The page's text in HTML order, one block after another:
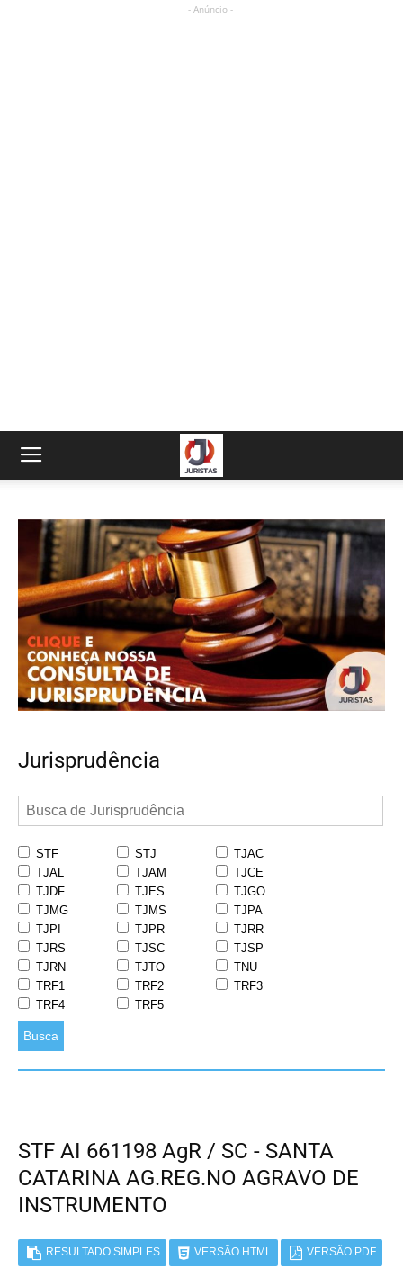
- Anúncio -
Jurisprudência
STF STJ
TJAC
TJAL
TJAM
TJCE
TJDF
TJES
TJGO
TJMG
TJMS
TJPA
TJPI
TJPR
TJRR
TJRS
TJSC
TJSP
TJRN
TJTO
TNU
TRF1
TRF2
TRF3
TRF4
TRF5
Busca
STF AI 661198 AgR / SC - SANTA
CATARINA AG.REG.NO AGRAVO DE
INSTRUMENTO
RESULTADO SIMPLES VERSÃO HTML VERSÃO PDF